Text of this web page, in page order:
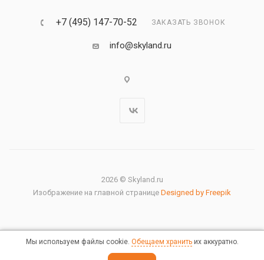
+7 (495) 147-70-52 ЗАКАЗАТЬ ЗВОНОК
info@skyland.ru
2026 © Skyland.ru
Изображение на главной странице Designed by Freepik
Правовая информация
Мы используем файлы cookie. Обещаем хранитьих аккуратно.